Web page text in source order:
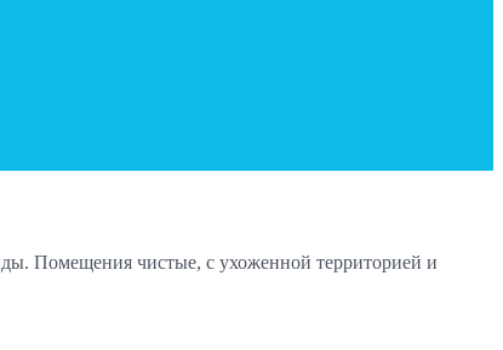
Помещения чистые, с ухоженной территорией и